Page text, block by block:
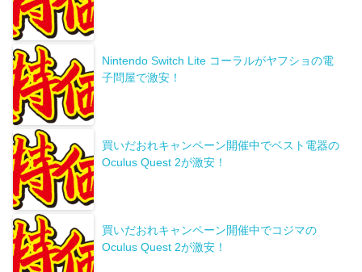
Nintendo Switch Lite コーラルがヤフショの電
子問屋で激安！
買いだおれキャンペーン開催中でベスト電器の
Oculus Quest 2が激安！
買いだおれキャンペーン開催中でコジマの
Oculus Quest 2が激安！